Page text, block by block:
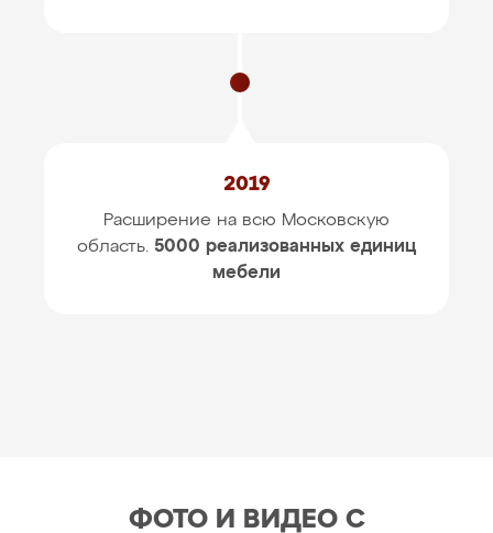
2019
Расширение на всю Московскую
область. 5000 реализованных единиц
мебели
ФОТО И ВИДЕО С